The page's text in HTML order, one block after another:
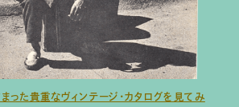
った貴重なヴィンテージ・カタログを見てみ